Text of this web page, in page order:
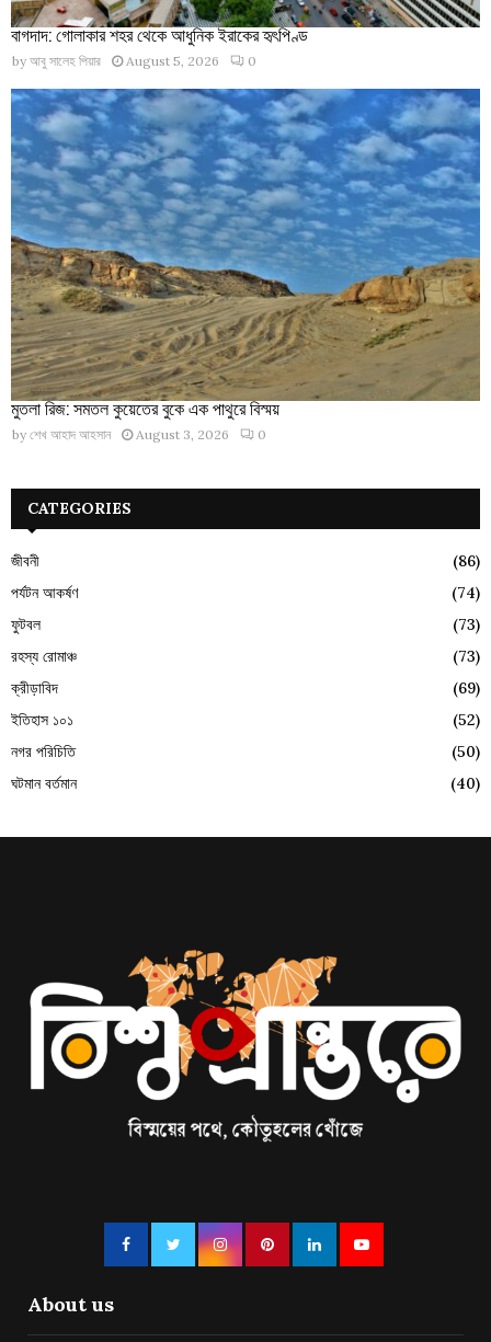
বাগদাদ: গোলাকার শহর থেকে আধুনিক ইরাকের হৃৎপিণ্ড
by আবু সালেহ পিয়ার August 5, 2026 0
মুতলা রিজ: সমতল কুয়েতের বুকে এক পাথুরে বিস্ময়
by শেখ আহাদ আহসান August 3, 2026 0
CATEGORIES
জীবনী
(86)
পর্যটন আকর্ষণ
(74)
ফুটবল
(73)
রহস্য রোমাঞ্চ
(73)
ক্রীড়াবিদ
(69)
ইতিহাস ১০১
(52)
নগর পরিচিতি
(50)
ঘটমান বর্তমান
(40)
About us